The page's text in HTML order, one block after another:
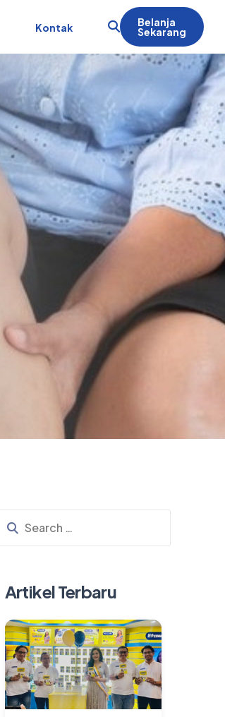
Kontak Belanja
Sekarang
Artikel Terbaru